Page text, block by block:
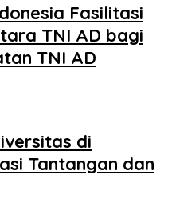
Fasilitasi
TNI AD bagi
TNI AD
di
Tantangan dan